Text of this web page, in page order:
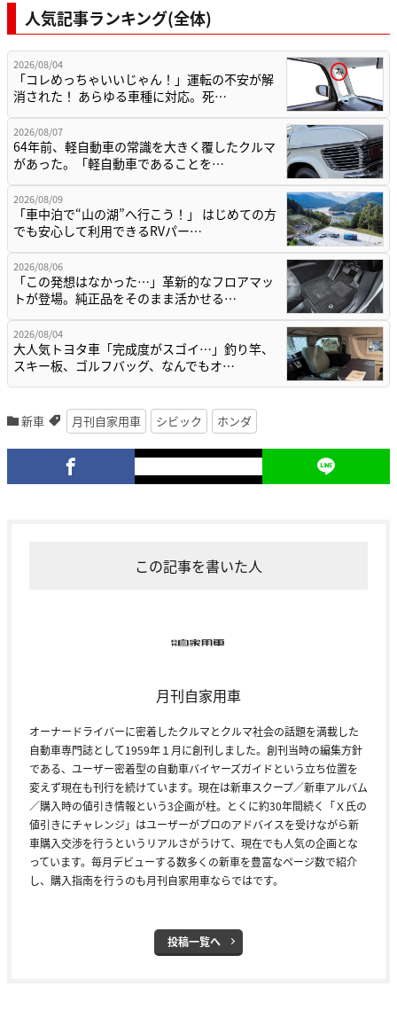
人気記事ランキング(全体)
2026/08/04
「コレめっちゃいいじゃん！」運転の不安が解
消された！ あらゆる車種に対応。死…
2026/08/07
64年前、軽自動車の常識を大きく覆したクルマ
があった。「軽自動車であることを…
2026/08/09
「車中泊で“山の湖”へ行こう！」 はじめての方
でも安心して利用できるRVパー…
2026/08/06
「この発想はなかった…」革新的なフロアマッ
トが登場。純正品をそのまま活かせる…
2026/08/04
大人気トヨタ車「完成度がスゴイ…」釣り竿、
スキー板、ゴルフバッグ、なんでもオ…
新車 月刊自家用車 シビック ホンダ
この記事を書いた人
月刊自家用車
オーナードライバーに密着したクルマとクルマ社会の話題を満載した
自動車専門誌として1959年１月に創刊しました。創刊当時の編集方針
である、ユーザー密着型の自動車バイヤーズガイドという立ち位置を
変えず現在も刊行を続けています。現在は新車スクープ／新車アルバム
／購入時の値引き情報という3企画が柱。とくに約30年間続く「Ｘ氏の
値引きにチャレンジ」はユーザーがプロのアドバイスを受けながら新
車購入交渉を行うというリアルさがうけて、現在でも人気の企画とな
っています。毎月デビューする数多くの新車を豊富なページ数で紹介
し、購入指南を行うのも月刊自家用車ならではです。
投稿一覧へ